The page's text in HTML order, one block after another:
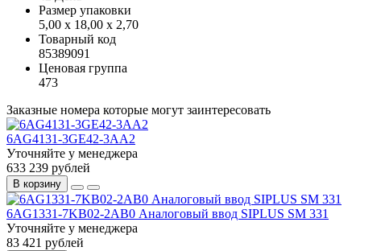
Размер упаковки
5,00 x 18,00 x 2,70
Товарный код
85389091
Ценовая группа
473
Заказные номера которые могут заинтересовать
6AG4131-3GE42-3AA2
Уточняйте у менеджера
633 239 рублей
В корзину
6AG1331-7KB02-2AB0 Аналоговый ввод SIPLUS SM 331
Уточняйте у менеджера
83 421 рублей